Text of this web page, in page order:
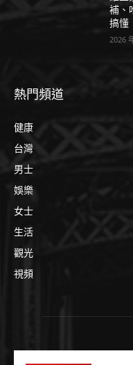
補、
搞懂
2026
熱門頻道
健康
台灣
男士
娛樂
女士
生活
觀光
視頻